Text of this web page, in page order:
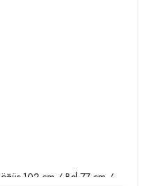
102 cm / Bel 77 cm /